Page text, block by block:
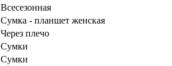
Всесезонная
Сумка - планшет женская
Через плечо
Сумки
Сумки